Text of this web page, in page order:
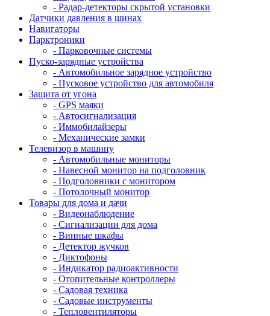
- Радар-детекторы скрытой установки
Датчики давления в шинах
Навигаторы
Парктроники
- Парковочные системы
Пуско-зарядные устройства
- Автомобильное зарядное устройство
- Пусковое устройство для автомобиля
Защита от угона
- GPS маяки
- Автосигнализация
- Иммобилайзеры
- Механические замки
Телевизор в машину
- Автомобильные мониторы
- Навесной монитор на подголовник
- Подголовники с монитором
- Потолочный монитор
Товары для дома и дачи
- Видеонаблюдение
- Сигнализации для дома
- Винные шкафы
- Детектор жучков
- Диктофоны
- Индикатор радиоактивности
- Отопительные контроллеры
- Садовая техника
- Садовые инструменты
- Тепловентиляторы